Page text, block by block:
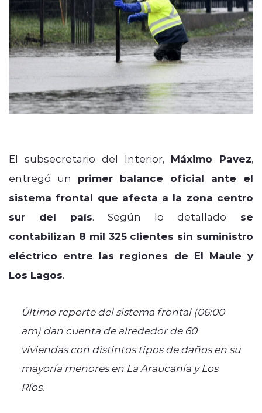
El subsecretario del Interior, Máximo Pavez,
entregó un primer balance oficial ante el
sistema frontal que afecta a la zona centro
sur del país. Según lo detallado se
contabilizan 8 mil 325 clientes sin suministro
eléctrico entre las regiones de El Maule y
Los Lagos.
Último reporte del sistema frontal (06:00
am) dan cuenta de alrededor de 60
viviendas con distintos tipos de daños en su
mayoría menores en La Araucanía y Los
Ríos.